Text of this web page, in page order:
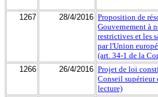
1267
28/4/2016 Proposition de
Gouvernement à
restrictives et les
par l'Union
(art. 34-1 de la
1266 26/4/2016 Projet de loi
Conseil supérieur
lecture)